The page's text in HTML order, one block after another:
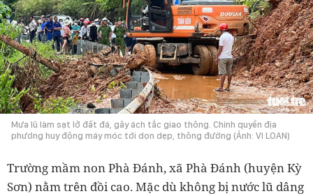
Mưa lũ làm sạt lở đất đá, gây ách tắc giao thông. Chính quyền địa
phương huy động máy móc tới dọn dẹp, thông đường (Ảnh: VI LOAN)
Trường mầm non Phà Đánh, xã Phà Đánh (huyện Kỳ
Sơn) nằm trên đồi cao. Mặc dù không bị nước lũ dâng